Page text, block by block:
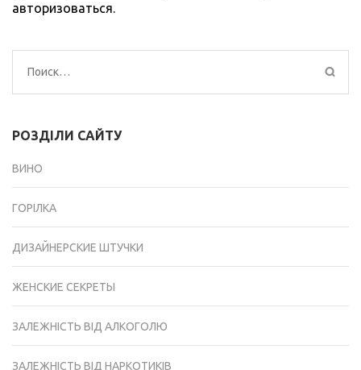
авторизоваться.
Найти:
РОЗДІЛИ САЙТУ
ВИНО
ГОРІЛКА
ДИЗАЙНЕРСКИЕ ШТУЧКИ
ЖЕНСКИЕ СЕКРЕТЫ
ЗАЛЕЖНІСТЬ ВІД АЛКОГОЛЮ
ЗАЛЕЖНІСТЬ ВІД НАРКОТИКІВ